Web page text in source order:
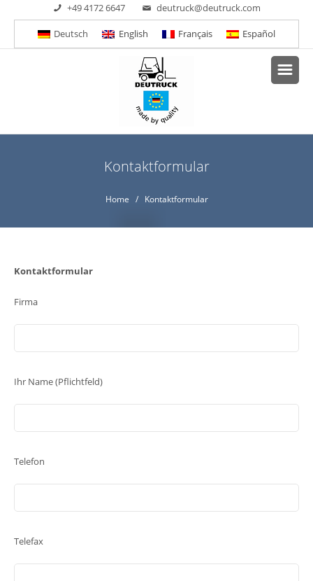
+49 4172 6647 deutruck@deutruck.com
Deutsch English Français Español
Kontaktformular
Home / Kontaktformular
Kontaktformular
Firma
Ihr Name (Pflichtfeld)
Telefon
Telefax